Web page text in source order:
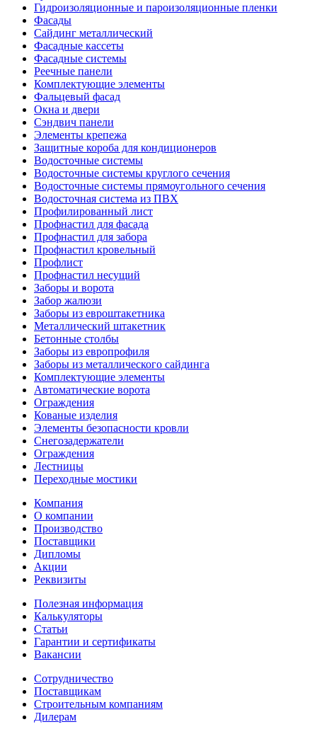
Гидроизоляционные и пароизоляционные пленки
Фасады
Сайдинг металлический
Фасадные кассеты
Фасадные системы
Реечные панели
Комплектующие элементы
Фальцевый фасад
Окна и двери
Сэндвич панели
Элементы крепежа
Защитные короба для кондиционеров
Водосточные системы
Водосточные системы круглого сечения
Водосточные системы прямоугольного сечения
Водосточная система из ПВХ
Профилированный лист
Профнастил для фасада
Профнастил для забора
Профнастил кровельный
Профлист
Профнастил несущий
Заборы и ворота
Забор жалюзи
Заборы из евроштакетника
Металлический штакетник
Бетонные столбы
Заборы из европрофиля
Заборы из металлического сайдинга
Комплектующие элементы
Автоматические ворота
Ограждения
Кованые изделия
Элементы безопасности кровли
Снегозадержатели
Ограждения
Лестницы
Переходные мостики
Компания
О компании
Производство
Поставщики
Дипломы
Акции
Реквизиты
Полезная информация
Калькуляторы
Статьи
Гарантии и сертификаты
Вакансии
Сотрудничество
Поставщикам
Строительным компаниям
Дилерам